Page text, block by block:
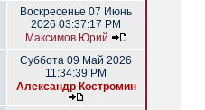
Воскресенье 07 Июнь
2026 03:37:17 PM
Максимов Юрий
Суббота 09 Май 2026
11:34:39 PM
Александр Костромин